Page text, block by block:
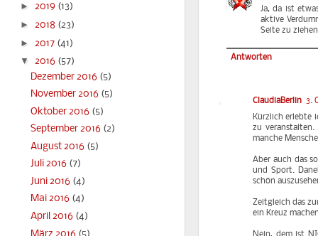
Ja, da ist
aktive
Seite zu
Antworten
ClaudiaBerlin 3.
Kürzlich erlebte
zu
manche
Aber auch das
und Sport.
schön
Zeitgleich das
ein Kreuz
► 2019 (13)
► 2018 (23)
► 2017 (41)
▼ 2016 (57)
Dezember 2016 (5)
November 2016 (5)
Oktober 2016 (5)
September 2016 (2)
August 2016 (5)
Juli 2016 (7)
Juni 2016 (4)
Mai 2016 (4)
April 2016 (4)